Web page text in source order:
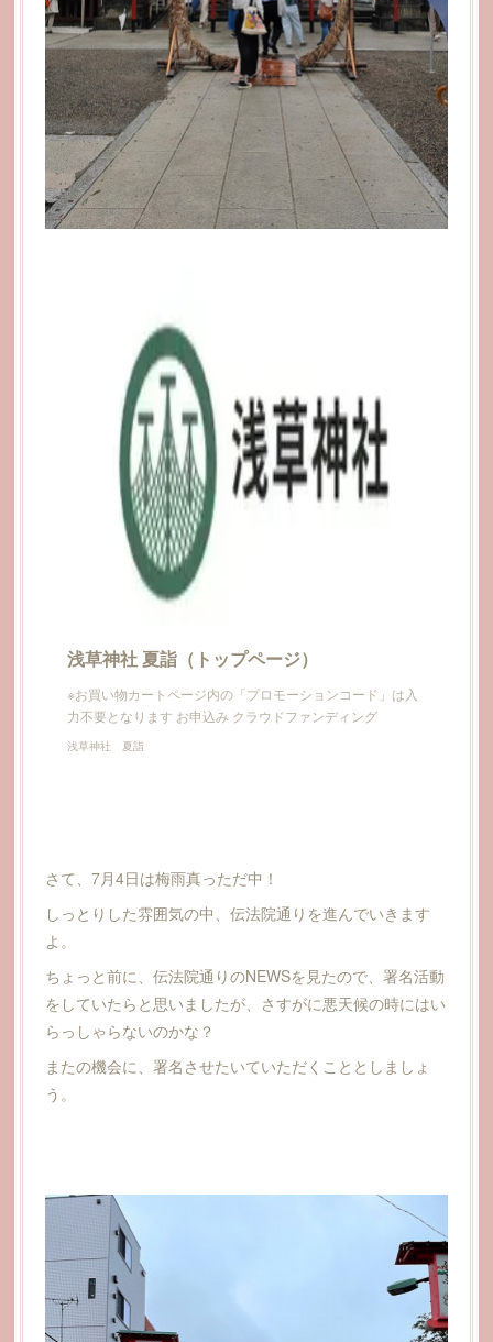
浅草神社 夏詣（トップページ）
※お買い物カートページ内の「プロモーションコード」は入
力不要となります お申込み クラウドファンディング
浅草神社 夏詣
さて、7月4日は梅雨真っただ中！
しっとりした雰囲気の中、伝法院通りを進んでいきます
よ。
ちょっと前に、伝法院通りのNEWSを見たので、署名活動
をしていたらと思いましたが、さすがに悪天候の時にはい
らっしゃらないのかな？
またの機会に、署名させたいていただくこととしましょ
う。